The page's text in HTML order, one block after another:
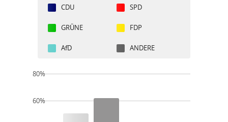
CDU SPD
GRÜNE FDP
AfD ANDERE
80%
60%